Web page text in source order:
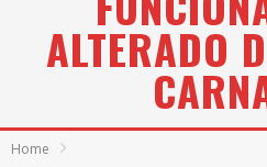
ALTERADO
Home